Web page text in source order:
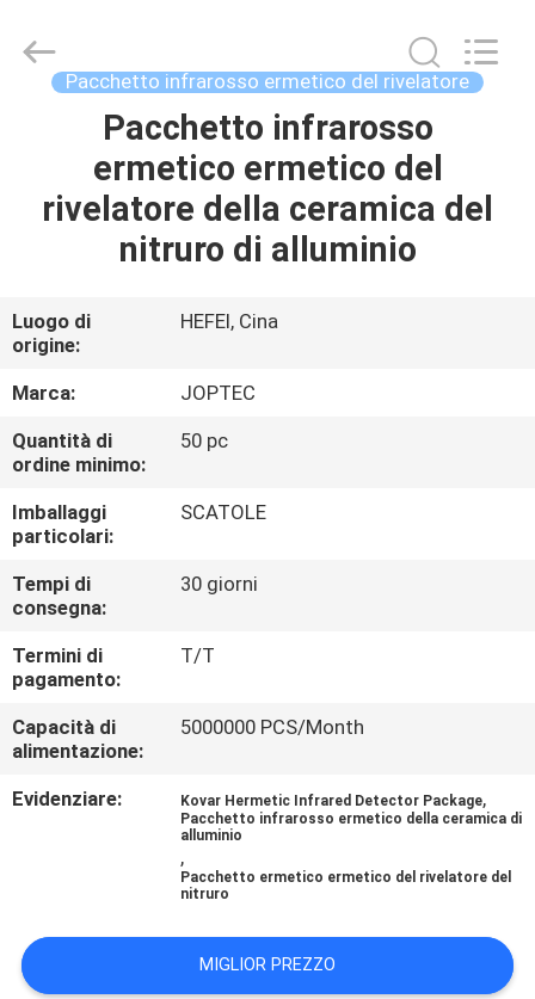
PRODOTTI
NOI
GIRO
DELLA
FABBRICA
CONTROLLO
DI
CONTATTICI
NOTIZIE
SITO
Reserved.
Pacchetto infrarosso ermetico del rivelatore
Pacchetto infrarosso
ermetico ermetico del
rivelatore della ceramica del
nitruro di alluminio
Luogo di
origine:
HEFEI, Cina
Marca:
JOPTEC
Quantità di
ordine minimo:
50 pc
Imballaggi
particolari:
SCATOLE
Tempi di
consegna:
30 giorni
Termini di
pagamento:
T/T
Capacità di
alimentazione:
5000000 PCS/Month
Evidenziare: Kovar Hermetic Infrared Detector Package,
Pacchetto infrarosso ermetico della ceramica di
alluminio
,
Pacchetto ermetico ermetico del rivelatore del
nitruro
MIGLIOR PREZZO